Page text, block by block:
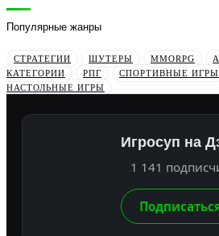
Популярные жанры
СТРАТЕГИИ ШУТЕРЫ MMORPG
КАТЕГОРИИ
РПГ СПОРТИВНЫЕ ИГРЫ
НАСТОЛЬНЫЕ ИГРЫ
Игросуп на
1 141